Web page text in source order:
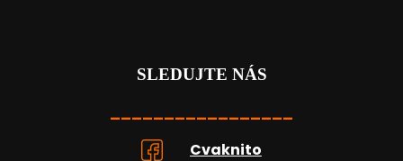
SLEDUJTE NÁS
_________________
Cvaknito